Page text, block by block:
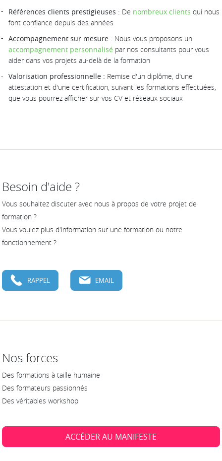
Références clients prestigieuses : De nombreux clients qui nous
font confiance depuis des années
Accompagnement sur mesure : Nous vous proposons un
accompagnement personnalisé par nos consultants pour vous
aider dans vos projets au-delà de la formation
Valorisation professionnelle : Remise d'un diplôme, d'une
attestation et d'une certification, suivant les formations effectuées,
que vous pourrez afficher sur vos CV et réseaux sociaux
Besoin d'aide ?
Vous souhaitez discuter avec nous à propos de votre projet de
formation ?
Vous voulez plus d'information sur une formation ou notre
fonctionnement ?
RAPPEL EMAIL
Nos forces
Des formations à taille humaine
Des formateurs passionnés
Des véritables workshop
ACCÉDER AU MANIFESTE